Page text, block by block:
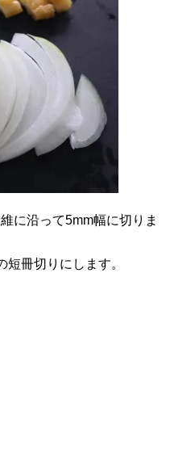
冊切りにします。